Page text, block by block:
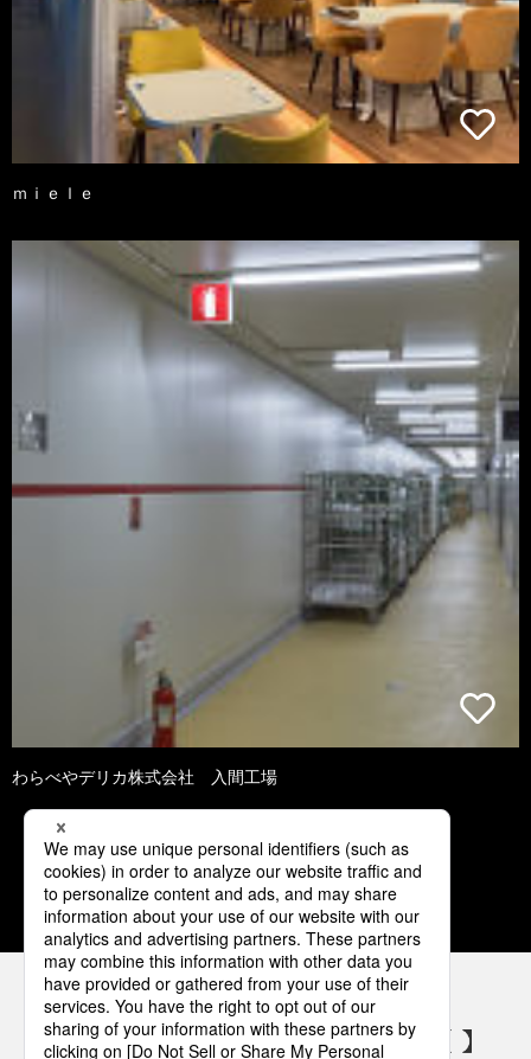
ｍｉｅｌｅ
わらべやデリカ株式会社 入間工場
1 2 3 4 5
パナソニックの電気設備 SNSアカウント